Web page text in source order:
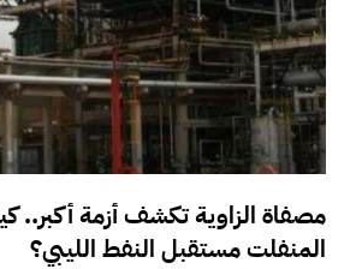
مصفاة الزاوية تكشف أزمة أكبر..
المنفلت مستقبل النفط الليبي؟